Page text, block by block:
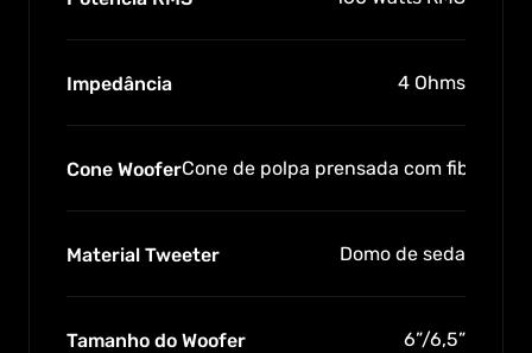
Impedância 4 Ohms
Cone WooferCone de polpa prensada com fibras de
Material Tweeter Domo de seda
Tamanho do Woofer 6”/6,5”